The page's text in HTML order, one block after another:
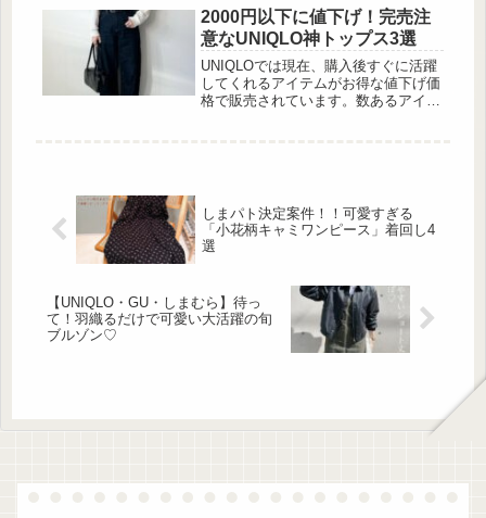
ら1泊旅行までマルチに使える大容量
キルティングリュックが特別付録。水
色の裏地やメッシュポケットなど、使
いやすさにこだわったポイントがたっ
ぷり詰まっています。 moz QUILTING
BACKPACK BOOK Special Packag...
2000円以下に値下げ！完売注
意なUNIQLO神トップス3選
UNIQLOでは現在、購入後すぐに活躍
してくれるアイテムがお得な値下げ価
格で販売されています。数あるアイテ
わず着回せる「スウェットクロップド
シャツ」 この投稿をInstagramで見る
(@seco_days)がシェアした投稿...
しまパト決定案件！！可愛すぎる
「小花柄キャミワンピース」着回し4
選
【UNIQLO・GU・しまむら】待っ
て！羽織るだけで可愛い大活躍の旬
ブルゾン♡